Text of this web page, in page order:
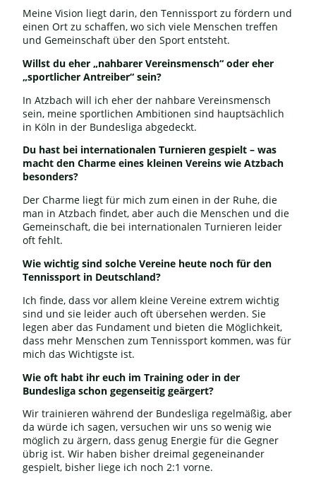
Meine Vision liegt darin, den Tennissport zu fördern und
einen Ort zu schaffen, wo sich viele Menschen treffen
und Gemeinschaft über den Sport entsteht.
Willst du eher „nahbarer Vereinsmensch“ oder eher
„sportlicher Antreiber“ sein?
In Atzbach will ich eher der nahbare Vereinsmensch
sein, meine sportlichen Ambitionen sind hauptsächlich
in Köln in der Bundesliga abgedeckt.
Du hast bei internationalen Turnieren gespielt – was
macht den Charme eines kleinen Vereins wie Atzbach
besonders?
Der Charme liegt für mich zum einen in der Ruhe, die
man in Atzbach findet, aber auch die Menschen und die
Gemeinschaft, die bei internationalen Turnieren leider
oft fehlt.
Wie wichtig sind solche Vereine heute noch für den
Tennissport in Deutschland?
Ich finde, dass vor allem kleine Vereine extrem wichtig
sind und sie leider auch oft übersehen werden. Sie
legen aber das Fundament und bieten die Möglichkeit,
dass mehr Menschen zum Tennissport kommen, was für
mich das Wichtigste ist.
Wie oft habt ihr euch im Training oder in der
Bundesliga schon gegenseitig geärgert?
Wir trainieren während der Bundesliga regelmäßig, aber
da würde ich sagen, versuchen wir uns so wenig wie
möglich zu ärgern, dass genug Energie für die Gegner
übrig ist. Wir haben bisher dreimal gegeneinander
gespielt, bisher liege ich noch 2:1 vorne.